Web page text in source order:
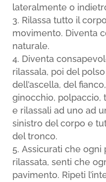
lateralmente o
Rilassa tutto il
movimento. Diventa
naturale.
Diventa
rilassala, poi del
dell’ascella, del
ginocchio, polpaccio,
e rilassali ad uno ad
sinistro del corpo e
del tronco.
Assicurati che ogni
rilassata, senti che
pavimento. Ripeti